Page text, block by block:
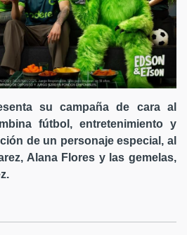
su campaña de cara al
fútbol, entretenimiento y
de un personaje especial, al
Alana Flores y las gemelas,